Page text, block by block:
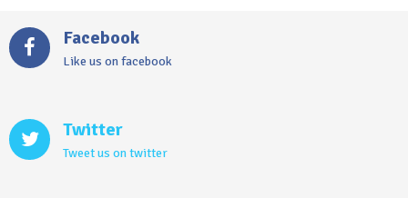
Facebook
Like us on facebook
Twitter
Tweet us on twitter